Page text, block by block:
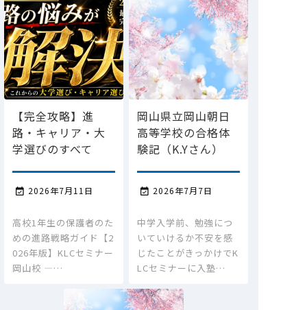
【完全攻略】進
路・キャリア・大
学選びのすべて
 2026年7月11日
高校1年生の保護者のた
めの進路戦略ガイド【2
026年版】KLCセミナー
岡山校 ―…
岡山県立岡山朝日
高等学校の合格体
験記（K.Yさん）
 2026年7月7日
中学入学前、勉強につ
いていけるか不安を感
じたことがきっかけでK
LCセミナーに入塾…